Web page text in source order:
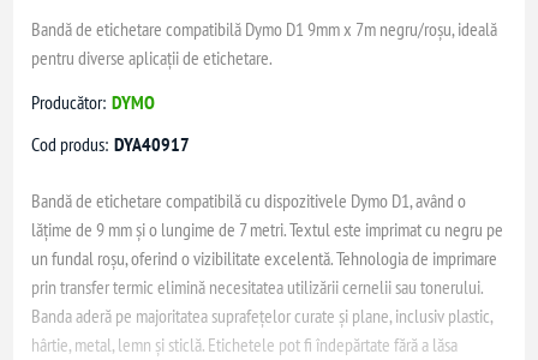
Bandă de etichetare compatibilă Dymo D1 9mm x 7m negru/roșu, ideală
pentru diverse aplicații de etichetare.
Producător: DYMO
Cod produs: DYA40917
Bandă de etichetare compatibilă cu dispozitivele Dymo D1, având o
lățime de 9 mm și o lungime de 7 metri. Textul este imprimat cu negru pe
un fundal roșu, oferind o vizibilitate excelentă. Tehnologia de imprimare
prin transfer termic elimină necesitatea utilizării cernelii sau tonerului.
Banda aderă pe majoritatea suprafețelor curate și plane, inclusiv plastic,
hârtie, metal, lemn și sticlă. Etichetele pot fi îndepărtate fără a lăsa